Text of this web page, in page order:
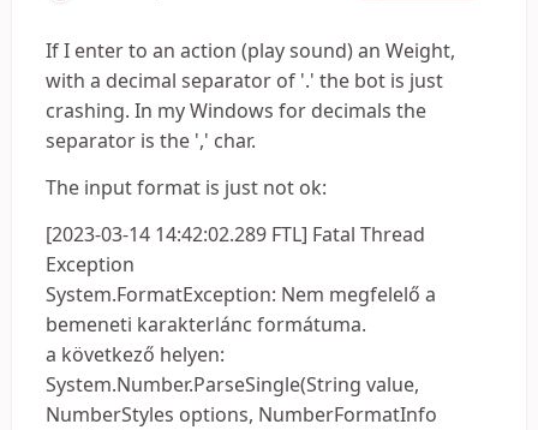
If I enter to an action (play sound) an Weight,
with a decimal separator of '.' the bot is just
crashing. In my Windows for decimals the
separator is the ',' char.
The input format is just not ok:
[2023-03-14 14:42:02.289 FTL] Fatal Thread
Exception
System.FormatException: Nem megfelelő a
bemeneti karakterlánc formátuma.
a következő helyen:
System.Number.ParseSingle(String value,
NumberStyles options, NumberFormatInfo